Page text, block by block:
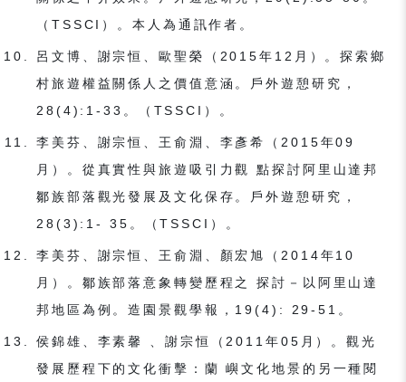
（TSSCI）。本人為通訊作者。
呂文博、謝宗恒、歐聖榮（2015年12月）。探索鄉
村旅遊權益關係人之價值意涵。戶外遊憩研究，
28(4):1-33。（TSSCI）。
李美芬、謝宗恒、王俞淵、李彥希（2015年09
月）。從真實性與旅遊吸引力觀 點探討阿里山達邦
鄒族部落觀光發展及文化保存。戶外遊憩研究，
28(3):1- 35。（TSSCI）。
李美芬、謝宗恒、王俞淵、顏宏旭（2014年10
月）。鄒族部落意象轉變歷程之 探討－以阿里山達
邦地區為例。造園景觀學報，19(4): 29-51。
侯錦雄、李素馨 、謝宗恒（2011年05月）。觀光
發展歷程下的文化衝擊：蘭 嶼文化地景的另一種閱